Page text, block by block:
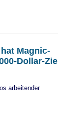
Magnic-
Dollar-Ziel
arbeitender